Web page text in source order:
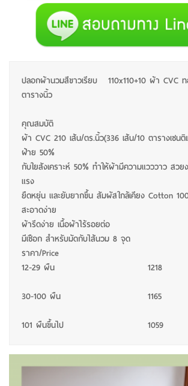
ปลอกผ้านวมสีขาวเรียบ 110x110+10 ผ้า CVC
ตารางนิ้ว
คุณสมบัติ
ผ้า CVC 210 เส้น/ตร.นิ้ว(336 เส้น/10 ตารางเซนติ
ฝ้าย 50%
กับใยสังเคราะห์ 50% ทำให้ผ้ามีความแวววาว สว
แรง
ยืดหยุ่น และยับยากขึ้น สัมผัสใกล้เคียง Cotton
สะอาดง่าย
ผ้ารีดง่าย เนื้อผ้าไร้รอยต่อ
มีเชือก สำหรับมัดกับไส้นวม 8 จุด
ราคา/Price
12-29 ผืน
1218
30-100 ผืน 1165
101 ผืนขึ้นไป 1059